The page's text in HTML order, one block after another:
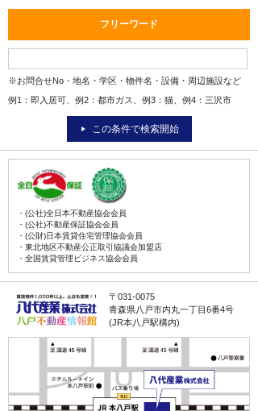
フリーワード
※お問合せNo・地名・学区・物件名・設備・周辺施設など
例1：即入居可、例2：都市ガス、例3：猫、例4：三沢市
この条件で検索開始
・(公社)全日本不動産協会会員
・(公社)不動産保証協会会員
・(公財)日本賃貸住宅管理協会会員
・東北地区不動産公正取引協議会加盟店
・全国賃貸管理ビジネス協会会員
〒031-0075
青森県八戸市内丸一丁目6番4号
(JR本八戸駅構内)